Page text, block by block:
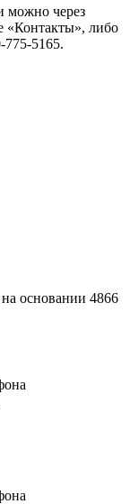
можно через
«Контакты», либо
775-5165.
основании 4866